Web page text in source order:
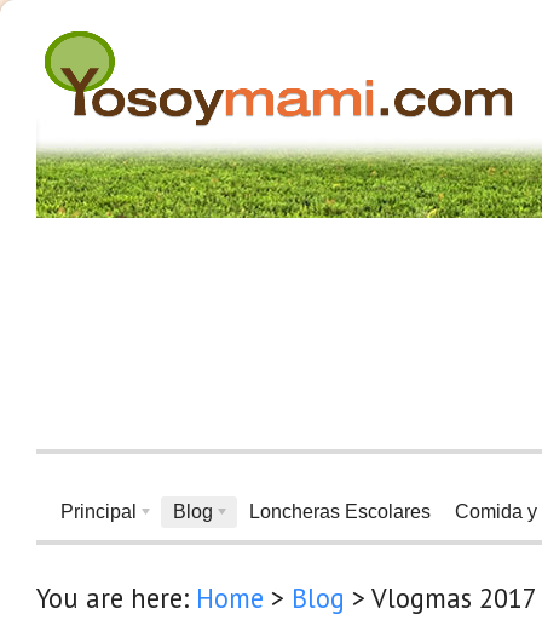
Principal Blog Loncheras Escolares Comida y
You are here: Home > Blog > Vlogmas